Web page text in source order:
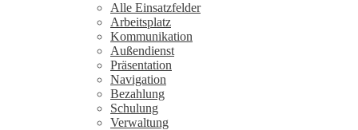
Alle Einsatzfelder
Arbeitsplatz
Kommunikation
Außendienst
Präsentation
Navigation
Bezahlung
Schulung
Verwaltung